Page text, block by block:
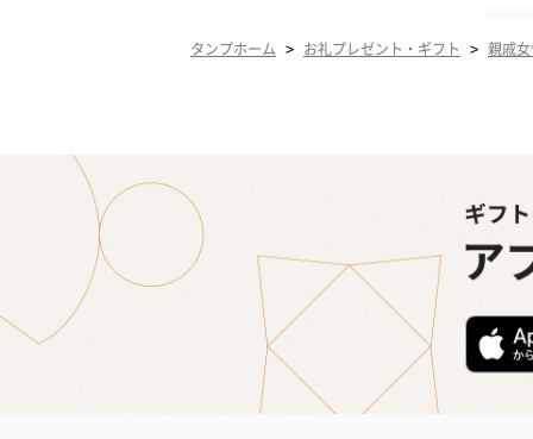
タンプホーム > お礼プレゼント・ギフト > 親戚